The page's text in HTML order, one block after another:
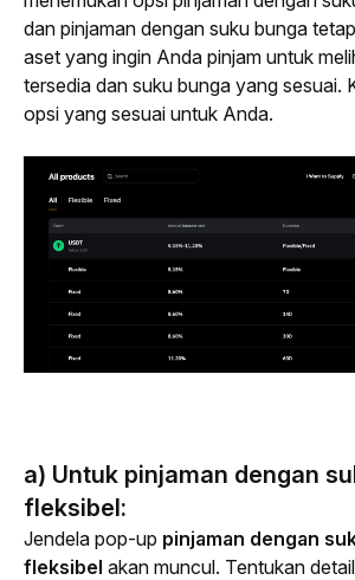
dan pinjaman dengan suku bunga
aset yang ingin Anda pinjam untuk
tersedia dan suku bunga yang sesuai.
opsi yang sesuai untuk Anda.
a) Untuk pinjaman dengan
fleksibel:
Jendela pop-up pinjaman dengan
fleksibel